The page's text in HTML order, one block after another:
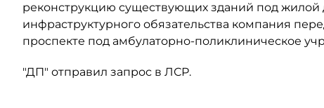
реконструкцию существующих зданий под жилой
инфраструктурного обязательства компания
проспекте под амбулаторно-поликлиническое
"ДП" отправил запрос в ЛСР.